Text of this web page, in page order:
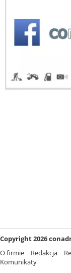
Copyright 2026
O firmie
Redakcja
Komunikaty